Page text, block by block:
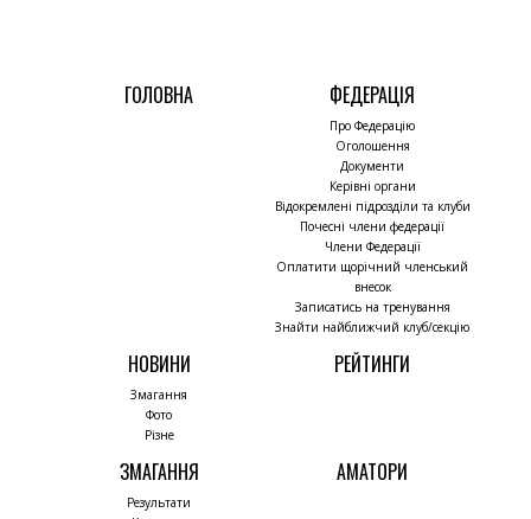
ГОЛОВНА ФЕДЕРАЦІЯ
Про Федерацію
Оголошення
Документи
Керівні органи
Відокремлені підрозділи та клуби
Почесні члени федерації
Члени Федерації
Оплатити щорічний членський
внесок
Записатись на тренування
Знайти найближчий клуб/секцію
НОВИНИ
Змагання
Фото
Різне
РЕЙТИНГИ
ЗМАГАННЯ
Результати
АМАТОРИ